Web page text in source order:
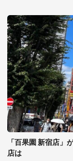
「百果園 新宿店」
店は